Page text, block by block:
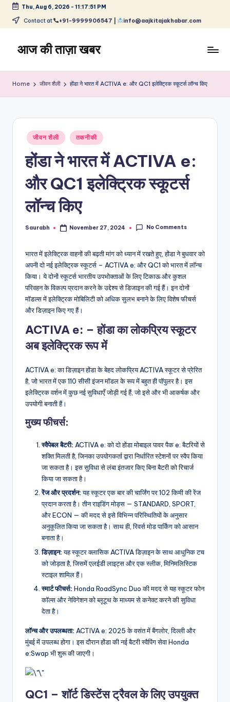
Skip
content
Thu, Aug 6, 2026 - 11:17:52 PM
Contact at +91-9999906547 | info@aajkitajakhabar.com
आज की ताज़ा खबर
मनोरंजन,
व्यापार
विश्व
Home जीवन शैली होंडा ने भारत में ACTIVA e: और QC1 इलेक्ट्रिक स्कूटर्स लॉन्च किए
Posted
in
जीवन शैली तकनीकी
होंडा ने भारत में ACTIVA e:
और QC1 इलेक्ट्रिक स्कूटर्स
लॉन्च किए
Posted
Saurabh November 27, 2024 No Comments
भारत में इलेक्ट्रिक वाहनों की बढ़ती मांग को ध्यान में रखते हुए, होंडा ने बुधवार को
अपनी दो नई इलेक्ट्रिक स्कूटर्स – ACTIVA e: और QC1 को भारत में लॉन्च
किया। ये दोनों स्कूटर्स भारतीय उपभोक्ताओं के लिए टिकाऊ और कुशल
परिवहन के विकल्प प्रदान करने के उद्देश्य से डिजाइन की गई हैं। इन दोनों
मॉडल्स में इलेक्ट्रिक मोबिलिटी को अधिक सुलभ बनाने के लिए विशेष फीचर्स
और डिज़ाइन किए गए हैं।
ACTIVA e: – होंडा का लोकप्रिय स्कूटर
अब इलेक्ट्रिक रूप में
ACTIVA e: का डिज़ाइन होंडा के बेहद लोकप्रिय ACTIVA स्कूटर से प्रेरित
है, जो भारत में एक 110 सीसी इंजन मॉडल के रूप में बहुत ही पॉपुलर है। इस
इलेक्ट्रिक वर्शन में कुछ नई सुविधाएँ जोड़ी गई हैं, जो इसे और भी आकर्षक और
उपयोगी बनाती हैं।
मुख्य फीचर्स:
स्वैपेबल बैटरी: ACTIVA e: को दो होंडा मोबाइल पावर पैक e: बैटरियों से
शक्ति मिलती है, जिनका उपयोगकर्ता द्वारा निर्धारित स्टेशनों पर स्वैप किया
जा सकता है। इस सुविधा से लंबा इंतजार किए बिना बैटरी को रिचार्ज
किया जा सकता है।
रेंज और प्रदर्शन:यह स्कूटर एक बार की चार्जिंग पर 102 किमी की रेंज
प्रदान करता है। तीन राइडिंग मोड्स — STANDARD, SPORT,
और ECON — की मदद से इसे विभिन्न परिस्थितियों के अनुसार
अनुकूलित किया जा सकता है। साथ ही, रिवर्स मोड पार्किंग को आसान
बनाता है।
डिज़ाइन:यह स्कूटर क्लासिक ACTIVA डिज़ाइन के साथ आधुनिक टच
को जोड़ता है, जिसमें एलईडी लाइट्स और एक स्लीक, मिनिमलिस्टिक
स्टाइल शामिल हैं।
स्मार्ट फीचर्स: Honda RoadSync Duo की मदद से यह स्कूटर फोन
कॉल्स और नेविगेशन को ब्लूटूथ के माध्यम से कनेक्ट करने की सुविधा
देता है।
लॉन्च और उपलब्धता: ACTIVA e: 2025 के वसंत में बैंगलोर, दिल्ली और
मुंबई में उपलब्ध होगा। इस दौरान होंडा की नई बैटरी स्वैपिंग सेवा Honda
e:Swap भी शुरू की जाएगी।
QC1 – शॉर्ट डिस्टेंस ट्रैवल के लिए उपयुक्त